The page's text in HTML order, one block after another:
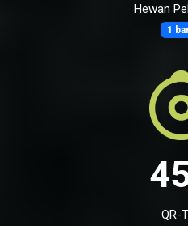
Hewan
1
QR-